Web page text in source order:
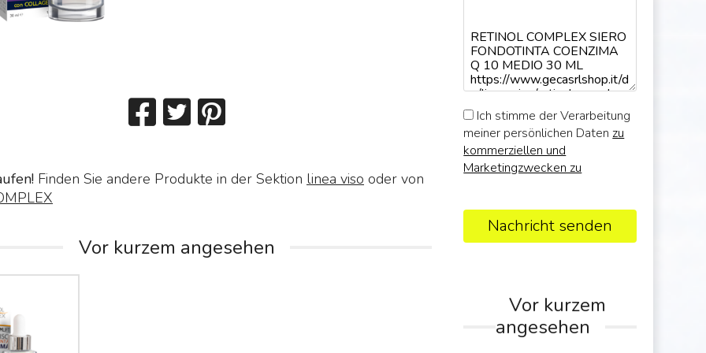
Finden Sie andere Produkte in der Sektion linea viso oder von
Vor kurzem angesehen
Ich stimme der Verarbeitung
meiner persönlichen Daten zu
kommerziellen und
Marketingzwecken zu
Nachricht senden
Vor kurzem
angesehen